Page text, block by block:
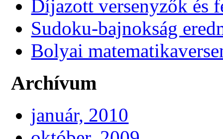
Díjazott versenyzők és
Sudoku-bajnokság
Bolyai
Archívum
január, 2010